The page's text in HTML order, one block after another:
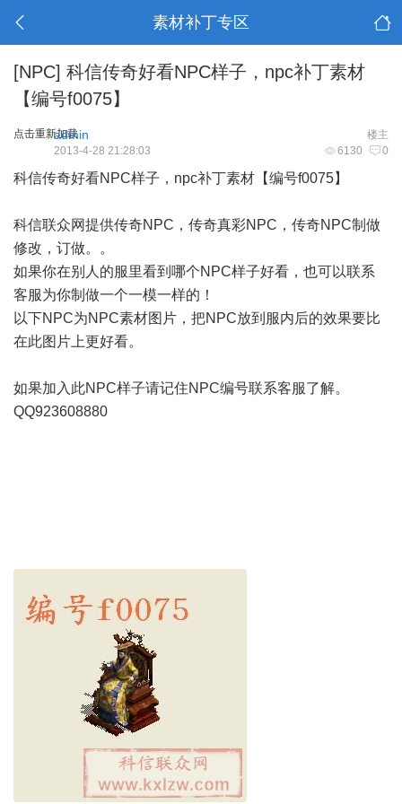
素材补丁专区
[NPC] 科信传奇好看NPC样子，npc补丁素材
【编号f0075】
点击重新加载 楼主
admin
6130 0
2013-4-28 21:28:03
科信传奇好看NPC样子，npc补丁素材【编号f0075】
科信联众网提供传奇NPC，传奇真彩NPC，传奇NPC制做
修改，订做。。
如果你在别人的服里看到哪个NPC样子好看，也可以联系
客服为你制做一个一模一样的！
以下NPC为NPC素材图片，把NPC放到服内后的效果要比
在此图片上更好看。
如果加入此NPC样子请记住NPC编号联系客服了解。
QQ923608880